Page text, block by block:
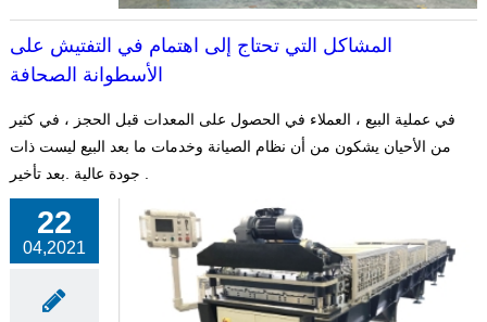
المشاكل التي تحتاج إلى اهتمام في التفتيش على
الأسطوانة الصحافة
في عملية البيع ، العملاء في الحصول على المعدات قبل الحجز ، في كثير
من الأحيان يشكون من أن نظام الصيانة وخدمات ما بعد البيع ليست ذات
22
04,2021